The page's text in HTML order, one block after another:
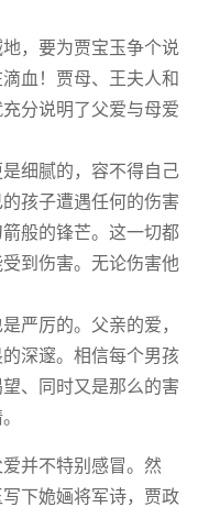
，要为贾宝玉争个说
血！贾母、王夫人和
分说明了父爱与母爱
细腻的，容不得自己
孩子遭遇任何的伤害
般的锋芒。这一切都
到伤害。无论伤害他
严厉的。父亲的爱，
深邃。相信每个男孩
、同时又是那么的害
并不特别感冒。然
下姽婳将军诗，贾政